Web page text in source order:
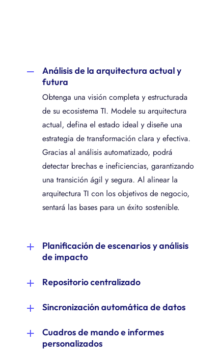
Análisis de la arquitectura actual y
futura
Obtenga una visión completa y estructurada
de su ecosistema TI. Modele su arquitectura
actual, defina el estado ideal y diseñe una
estrategia de transformación clara y efectiva.
Gracias al análisis automatizado, podrá
detectar brechas e ineficiencias, garantizando
una transición ágil y segura. Al alinear la
arquitectura TI con los objetivos de negocio,
sentará las bases para un éxito sostenible.
Planificación de escenarios y análisis
de impacto
simulando previamente su impacto. Anticípese
a procesos, sistemas y datos, y asegure así
una evolución sin interrupciones ni costes
imprevistos. Una estrategia proactiva que
Repositorio centralizado
arquitectura TI y procesos en un único
actualizado. Mejore la colaboración entre
Sincronización automática de datos
mantenga los datos de su entorno TI
actualizados en tiempo real. Minimice las
Cuadros de mando e informes
personalizados